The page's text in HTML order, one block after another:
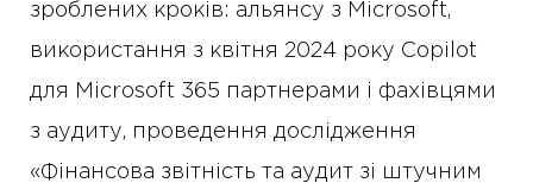
зроблених кроків: альянсу з Microsoft,
використання з квітня 2024 року Copilot
для Microsoft 365 партнерами і фахівцями
з аудиту, проведення дослідження
«Фінансова звітність та аудит зі штучним